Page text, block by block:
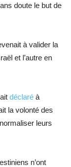
doute le but de
à valider la
et l’autre en
déclaré à
la volonté des
leurs
n’ont